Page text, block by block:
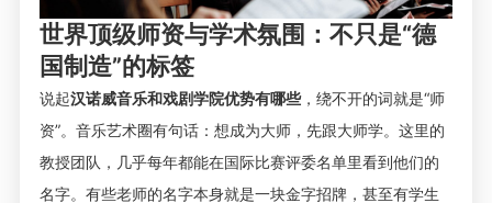
世界顶级师资与学术氛围：不只是“德
国制造”的标签
说起汉诺威音乐和戏剧学院优势有哪些，绕不开的词就是“师
资”。音乐艺术圈有句话：想成为大师，先跟大师学。这里的
教授团队，几乎每年都能在国际比赛评委名单里看到他们的
名字。有些老师的名字本身就是一块金字招牌，甚至有学生